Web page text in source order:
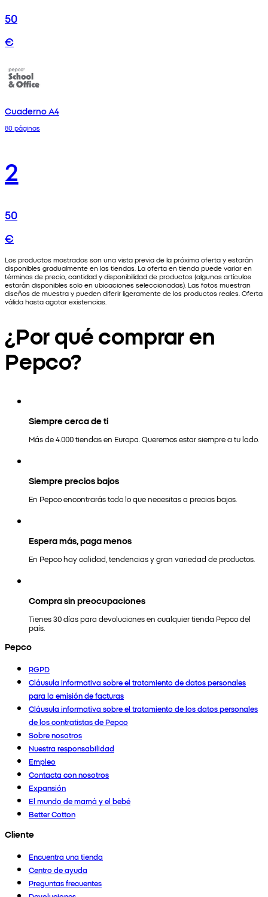
50
€
Cuaderno A4
80 páginas
2
50
€
Los productos mostrados son una vista previa de la próxima oferta y estarán
disponibles gradualmente en las tiendas. La oferta en tienda puede variar en
términos de precio, cantidad y disponibilidad de productos (algunos artículos
estarán disponibles solo en ubicaciones seleccionadas). Las fotos muestran
diseños de muestra y pueden diferir ligeramente de los productos reales. Oferta
válida hasta agotar existencias.
¿Por qué comprar en
Pepco?
Siempre cerca de ti
Más de 4.000 tiendas en Europa. Queremos estar siempre a tu lado.
Siempre precios bajos
En Pepco encontrarás todo lo que necesitas a precios bajos.
Espera más, paga menos
En Pepco hay calidad, tendencias y gran variedad de productos.
Compra sin preocupaciones
Tienes 30 días para devoluciones en cualquier tienda Pepco del
país.
Pepco
RGPD
Cláusula informativa sobre el tratamiento de datos personales
para la emisión de facturas
Cláusula informativa sobre el tratamiento de los datos personales
de los contratistas de Pepco
Sobre nosotros
Nuestra responsabilidad
Empleo
Contacta con nosotros
Expansión
El mundo de mamá y el bebé
Better Cotton
Cliente
Encuentra una tienda
Centro de ayuda
Preguntas frecuentes